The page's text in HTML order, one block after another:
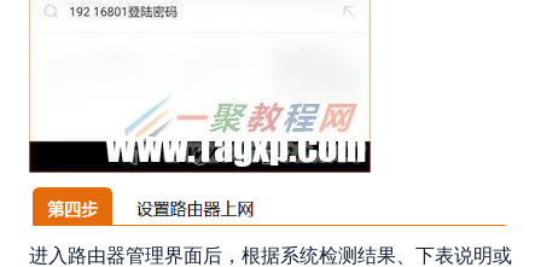
进入路由器管理界面后，根据系统检测结果、下表说明或